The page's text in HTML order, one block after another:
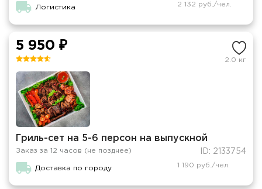
Логистика 2 132 руб./чел.
5 950 ₽
2.0 кг
Гриль-сет на 5-6 персон на выпускной
Заказ за 12 часов (не позднее) ID: 2133754
Доставка по городу 1 190 руб./чел.